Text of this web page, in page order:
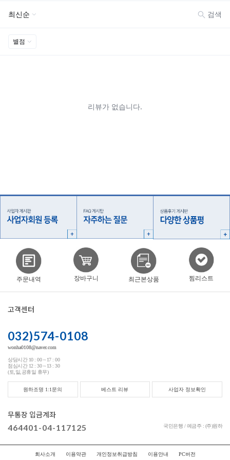
주문내역 장바구니 최근본상품 찜리스트
고객센터
032)574-0108
wonha0108@naver.com
상담시간 10 : 00 ~ 17 : 00
점심시간 12 : 30 ~ 13 : 30
(토,일,공휴일 휴무)
원하조명 1:1문의 베스트 리뷰 사업자 정보확인
무통장 입금계좌
464401-04-117125 국민은행 / 예금주 : (주)원하
회사소개 이용약관 개인정보취급방침 이용안내 PC버전